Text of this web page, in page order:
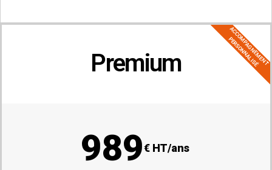
Premium
989€ HT/ans
ACCOMPAGNEMENT
PERSONNALISÉ